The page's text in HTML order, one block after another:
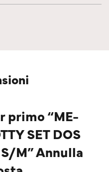
primo “ME-
SET DOS
M” Annulla